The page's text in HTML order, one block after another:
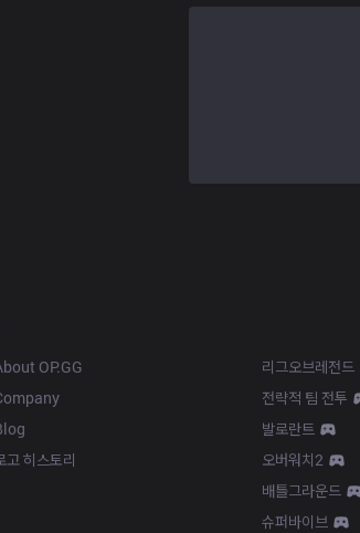
OP.GG
고 히스토리
리그오브레전드
전략적 팀 전투
발로란트
오버워치2
배틀그라운드
슈퍼바이브